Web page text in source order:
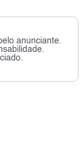
anunciante.